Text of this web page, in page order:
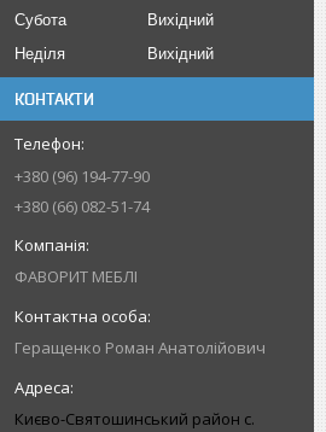
Субота
Вихідний
Неділя
Вихідний
КОНТАКТИ
+380 (96) 194-77-90
+380 (66) 082-51-74
ФАВОРИТ МЕБЛІ
Геращенко Роман Анатолійович
Києво-Святошинський район с.